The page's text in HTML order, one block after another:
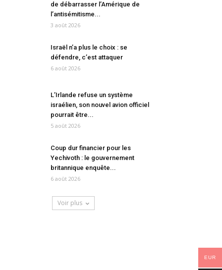
de débarrasser l’Amérique de
l’antisémitisme...
3 août 2026
Israël n’a plus le choix : se
défendre, c’est attaquer
6 août 2026
L’Irlande refuse un système
israélien, son nouvel avion officiel
pourrait être...
5 août 2026
Coup dur financier pour les
Yechivoth : le gouvernement
britannique enquête...
6 août 2026
Voir plus
EUR